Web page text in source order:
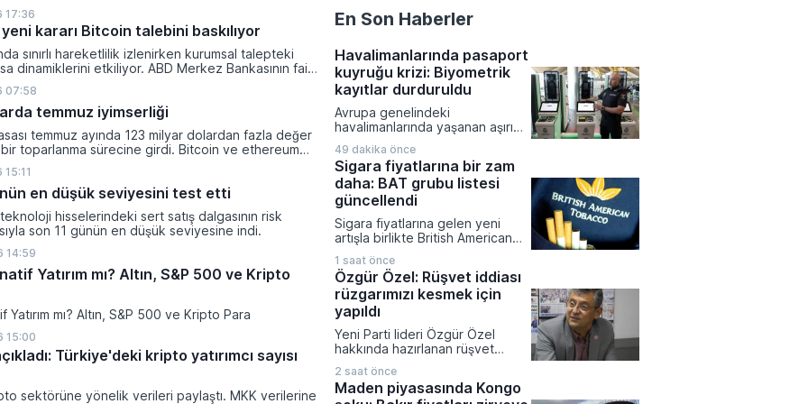
bu düzenleme çerçevesinde madencilikten
paraların belirli şartlar altında dolaşımına ve menkul
kullanılmasına olanak sağlanıyor.
17:36
kararı Bitcoin talebini baskılıyor
sınırlı hareketlilik izlenirken kurumsal talepteki
dinamiklerini etkiliyor. ABD Merkez Bankasının faiz
dar bantta seyreden kripto para birimi, düzenleme
belirsizliklerle baskı altında kalmaya devam ediyor.
07:58
temmuz iyimserliği
temmuz ayında 123 milyar dolardan fazla değer
bir toparlanma sürecine girdi. Bitcoin ve ethereum
bu yükselişle birlikte toplam piyasa büyüklüğü
780 milyon dolar seviyesine ulaştı.
en düşük seviyesini test etti
hisselerindeki sert satış dalgasının risk
son 11 günün en düşük seviyesine indi.
14:59
Yatırım mı? Altın, S&P 500 ve Kripto
mı? Altın, S&P 500 ve Kripto Para
15:00
Türkiye'deki kripto yatırımcı sayısı
sektörüne yönelik verileri paylaştı. MKK verilerine
En Son Haberler
Havalimanlarında pasaport
kuyruğu krizi: Biyometrik
kayıtlar durduruldu
Avrupa genelindeki
havalimanlarında yaşanan aşırı
biyometrik kayıt sisteminin
uygulanmasına ara verildi.
Yetkililer yolcu akışını
hızlandırmak amacıyla bu kararı
alırken sınır güvenliğinin
süreçten olumsuz
etkilenmediğini vurguladı.
49 dakika önce
Sigara fiyatlarına bir zam
daha: BAT grubu listesi
güncellendi
Sigara fiyatlarına gelen yeni
artışla birlikte British American
fiyatları güncellendi. Tekel
Bayileri Yardımlaşma Derneği
Başkanı Erol Dündar tarafından
paylaşılan bilgilere göre zamlı
tarife 7 Ağustos tarihinden
itibaren tüm satış noktalarında
uygulanmaya başlanacak.
1 saat önce
Özgür Özel: Rüşvet iddiası
rüzgarımızı kesmek için
yapıldı
Yeni Parti lideri Özgür Özel
hakkında hazırlanan rüşvet
güncel oy potansiyeline dair
çarpıcı açıklamalarda bulundu.
2 saat önce
Maden piyasasında Kongo